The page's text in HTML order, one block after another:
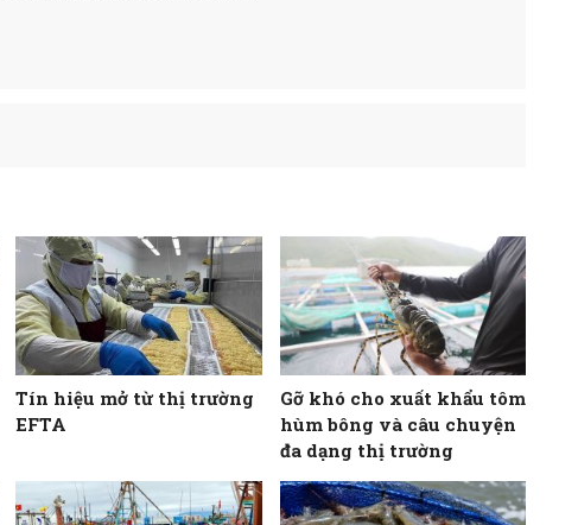
Tín hiệu mở từ thị trường
EFTA
Gỡ khó cho xuất khẩu tôm
hùm bông và câu chuyện
đa dạng thị trường